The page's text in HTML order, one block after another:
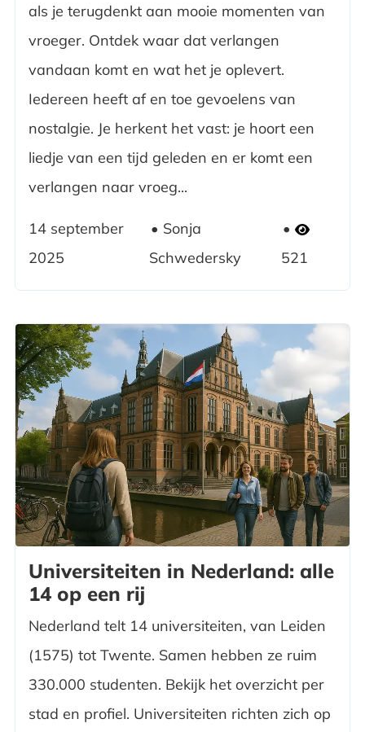
als je terugdenkt aan mooie momenten van
vroeger. Ontdek waar dat verlangen
vandaan komt en wat het je oplevert.
Iedereen heeft af en toe gevoelens van
nostalgie. Je herkent het vast: je hoort een
liedje van een tijd geleden en er komt een
verlangen naar vroeg...
14 september
2025
Sonja
Schwedersky
521
Universiteiten in Nederland: alle
14 op een rij
Nederland telt 14 universiteiten, van Leiden
(1575) tot Twente. Samen hebben ze ruim
330.000 studenten. Bekijk het overzicht per
stad en profiel. Universiteiten richten zich op